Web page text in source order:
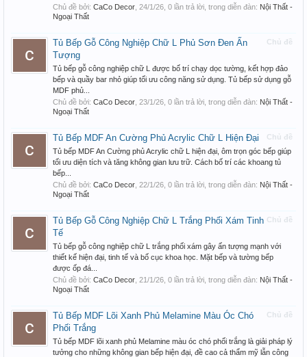
Chủ đề bởi: CaCo Decor 24/1/26 , 0 lần trả lời, trong diễn đàn: Nội Thất -
Ngoại Thất
Chủ đề
Tủ Bếp Gỗ Công Nghiệp Chữ L Phủ Sơn Đen Ấn
Tượng
Tủ bếp gỗ công nghiệp chữ L được bố trí chạy dọc tường, kết hợp đảo
bếp và quầy bar nhỏ giúp tối ưu công năng sử dụng. Tủ bếp sử dụng gỗ
MDF phủ...
Chủ đề bởi: CaCo Decor 23/1/26 , 0 lần trả lời, trong diễn đàn: Nội Thất -
Ngoại Thất
Chủ đề
Tủ Bếp MDF An Cường Phủ Acrylic Chữ L Hiện Đại
Tủ bếp MDF An Cường phủ Acrylic chữ L hiện đại, ôm trọn góc bếp giúp
tối ưu diện tích và tăng không gian lưu trữ. Cách bố trí các khoang tủ
bếp...
Chủ đề bởi: CaCo Decor 22/1/26 , 0 lần trả lời, trong diễn đàn: Nội Thất -
Ngoại Thất
Chủ đề
Tủ Bếp Gỗ Công Nghiệp Chữ L Trắng Phối Xám Tinh
Tế
Tủ bếp gỗ công nghiệp chữ L trắng phối xám gây ấn tượng mạnh với
thiết kế hiện đại, tinh tế và bố cục khoa học. Mặt bếp và tường bếp
được ốp đá...
Chủ đề bởi: CaCo Decor 21/1/26 , 0 lần trả lời, trong diễn đàn: Nội Thất -
Ngoại Thất
Chủ đề
Tủ Bếp MDF Lõi Xanh Phủ Melamine Màu Óc Chó
Phối Trắng
Tủ bếp MDF lõi xanh phủ Melamine màu óc chó phối trắng là giải pháp lý
tưởng cho những không gian bếp hiện đại, đề cao cả thẩm mỹ lẫn công